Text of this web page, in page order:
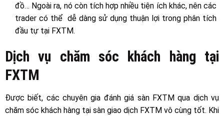
đồ… Ngoài ra, nó còn tích hợp nhiều tiện ích khác, nên các
trader có thể dễ dàng sử dụng thuận lợi trong phân tích
đầu tự tại FXTM.
Dịch vụ chăm sóc khách hàng tại
FXTM
Được biết, các chuyên gia đánh giá sàn FXTM qua dịch vụ
chăm sóc khách hàng tại sàn giao dịch FXTM vô cùng tốt. Khi